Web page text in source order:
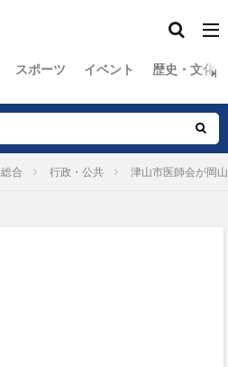
スポーツ イベント 歴史・文化
総合 行政・公共 津山市医師会が岡